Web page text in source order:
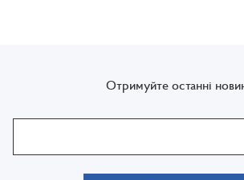
Отримуйте останні